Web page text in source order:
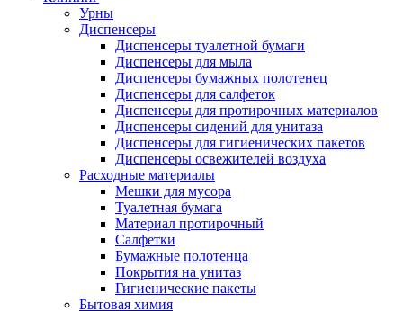
Урны
Диспенсеры
Диспенсеры туалетной бумаги
Диспенсеры для мыла
Диспенсеры бумажных полотенец
Диспенсеры для салфеток
Диспенсеры для протирочных материалов
Диспенсеры сидений для унитаза
Диспенсеры для гигиенических пакетов
Диспенсеры освежителей воздуха
Расходные материалы
Мешки для мусора
Туалетная бумага
Материал протирочный
Салфетки
Бумажные полотенца
Покрытия на унитаз
Гигиенические пакеты
Бытовая химия